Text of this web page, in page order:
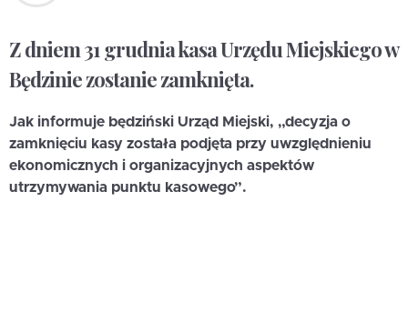
Z dniem 31 grudnia kasa Urzędu Miejskiego w
Będzinie zostanie zamknięta.
Jak informuje będziński Urząd Miejski, „decyzja o
zamknięciu kasy została podjęta przy uwzględnieniu
ekonomicznych i organizacyjnych aspektów
utrzymywania punktu kasowego”.